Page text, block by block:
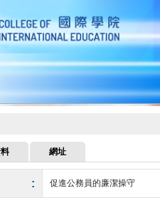
網址
: 促進公務員的廉潔操守